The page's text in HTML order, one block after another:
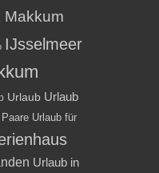
Makkum
IJsselmeer
Urlaub Urlaub
Urlaub für
Urlaub in